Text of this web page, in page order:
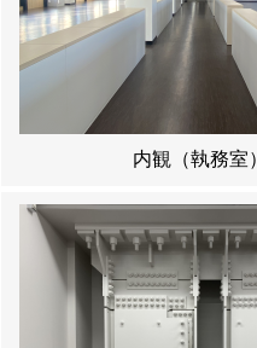
内観（執務室）